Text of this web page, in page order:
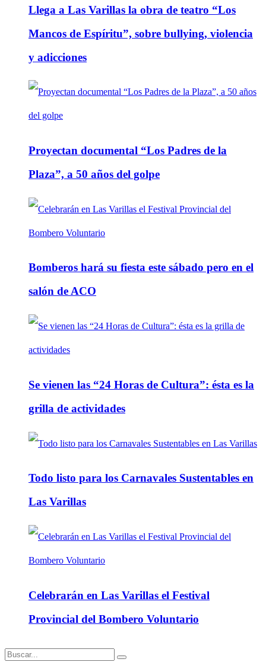
Llega a Las Varillas la obra de teatro “Los
Mancos de Espíritu”, sobre bullying, violencia
y adicciones
Proyectan documental “Los Padres de la
Plaza”, a 50 años del golpe
Bomberos hará su fiesta este sábado pero en el
salón de ACO
Se vienen las “24 Horas de Cultura”: ésta es la
grilla de actividades
Todo listo para los Carnavales Sustentables en
Las Varillas
Celebrarán en Las Varillas el Festival
Provincial del Bombero Voluntario